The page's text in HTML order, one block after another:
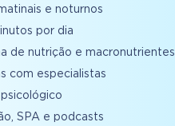
e noturnos
por dia
de nutrição e macronutrientes
com especialistas
SPA e podcasts